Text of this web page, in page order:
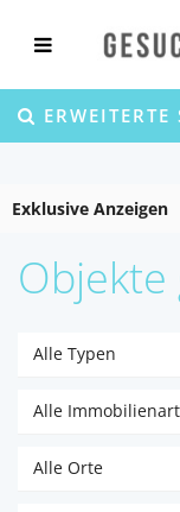
ERWEITERTE
Exklusive Anzeigen
Alle Typen
Alle
Alle Orte